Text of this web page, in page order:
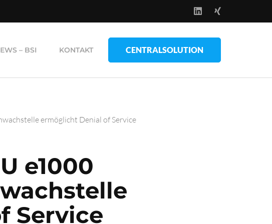
– BSI KONTAKT CENTRALSOLUTION
ermöglicht Denial of Service
e1000
Service